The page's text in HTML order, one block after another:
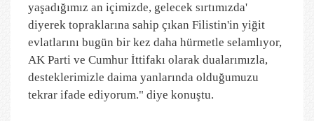
yaşadığımız an içimizde, gelecek sırtımızda'
diyerek topraklarına sahip çıkan Filistin'in yiğit
evlatlarını bugün bir kez daha hürmetle selamlıyor,
AK Parti ve Cumhur İttifakı olarak dualarımızla,
desteklerimizle daima yanlarında olduğumuzu
tekrar ifade ediyorum." diye konuştu.